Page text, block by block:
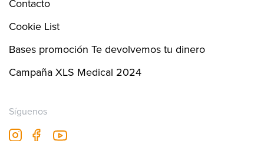
Contacto
Cookie List
Bases promoción Te devolvemos tu dinero
Campaña XLS Medical 2024
Síguenos